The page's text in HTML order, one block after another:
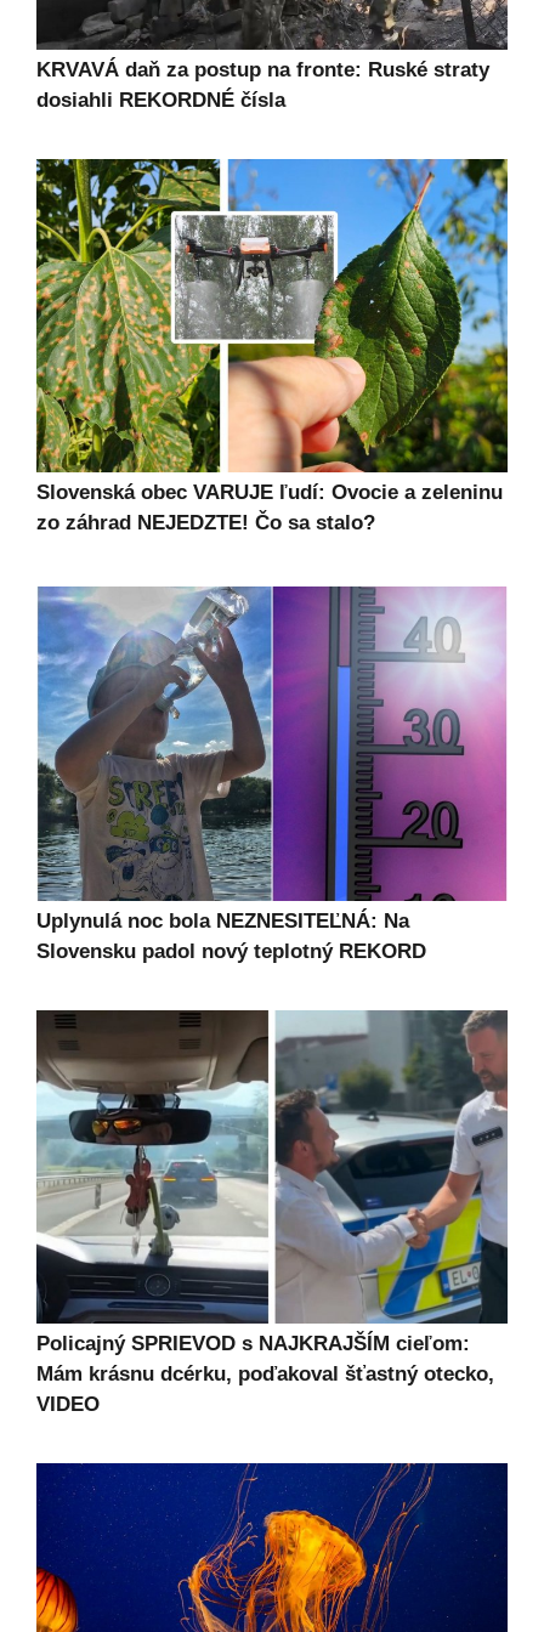
KRVAVÁ daň za postup na fronte: Ruské straty
dosiahli REKORDNÉ čísla
Slovenská obec VARUJE ľudí: Ovocie a zeleninu
zo záhrad NEJEDZTE! Čo sa stalo?
Uplynulá noc bola NEZNESITEĽNÁ: Na
Slovensku padol nový teplotný REKORD
Policajný SPRIEVOD s NAJKRAJŠÍM cieľom:
Mám krásnu dcérku, poďakoval šťastný otecko,
VIDEO